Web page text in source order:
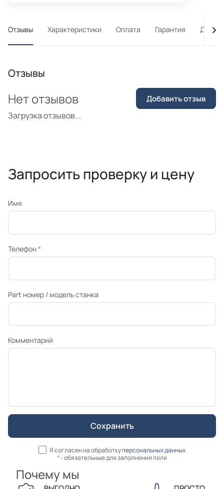
Отзывы Характеристики Оплата Гарантия
Отзывы
Загрузка отзывов...
Нет отзывов Добавить отзыв
Запросить проверку и цену
Имя
Телефон*
Part номер / модель станка
Комментарий
Я согласен на обработкуперсональных данных
*- обязательные для заполнения поля
Почему мы